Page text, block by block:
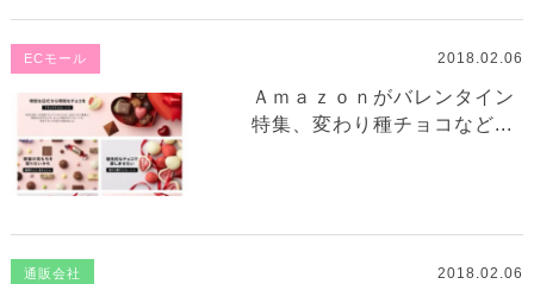
ECモール 2018.02.06
Ａｍａｚｏｎがバレンタイン
特集、変わり種チョコなど...
通販会社 2018.02.06